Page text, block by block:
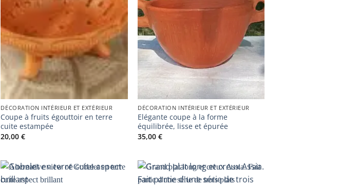
DÉCORATION INTÉRIEUR ET EXTÉRIEUR
Coupe à fruits égouttoir en terre
cuite estampée
20,00€
DÉCORATION INTÉRIEUR ET EXTÉRIEUR
Elégante coupe à la forme
équilibrée, lisse et épurée
35,00€